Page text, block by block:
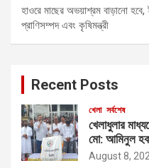
হাওরে মাছের অভয়াশ্রম বাড়ানো
প্রাণিসম্পদ এবং কৃষিমন্ত্রী
Recent Posts
খেলা সর্বশেষ
খেলাধুলার
মো: আমিনুল
August 8,